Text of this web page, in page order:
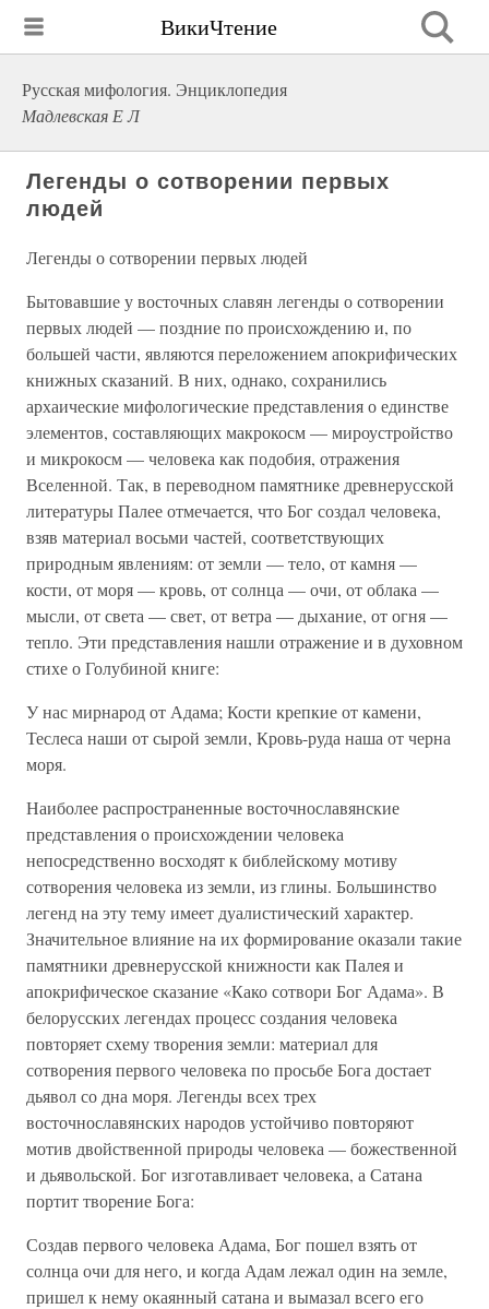
ВикиЧтение
Русская мифология. Энциклопедия
Мадлевская Е Л
Легенды о сотворении первых
людей
Легенды о сотворении первых людей
Бытовавшие у восточных славян легенды о сотворении
первых людей — поздние по происхождению и, по
большей части, являются переложением апокрифических
книжных сказаний. В них, однако, сохранились
архаические мифологические представления о единстве
элементов, составляющих макрокосм — мироустройство
и микрокосм — человека как подобия, отражения
Вселенной. Так, в переводном памятнике древнерусской
литературы Палее отмечается, что Бог создал человека,
взяв материал восьми частей, соответствующих
природным явлениям: от земли — тело, от камня —
кости, от моря — кровь, от солнца — очи, от облака —
мысли, от света — свет, от ветра — дыхание, от огня —
тепло. Эти представления нашли отражение и в духовном
стихе о Голубиной книге:
У нас мирнарод от Адама; Кости крепкие от камени,
Теслеса наши от сырой земли, Кровь-руда наша от черна
моря.
Наиболее распространенные восточнославянские
представления о происхождении человека
непосредственно восходят к библейскому мотиву
сотворения человека из земли, из глины. Большинство
легенд на эту тему имеет дуалистический характер.
Значительное влияние на их формирование оказали такие
памятники древнерусской книжности как Палея и
апокрифическое сказание «Како сотвори Бог Адама». В
белорусских легендах процесс создания человека
повторяет схему творения земли: материал для
сотворения первого человека по просьбе Бога достает
дьявол со дна моря. Легенды всех трех
восточнославянских народов устойчиво повторяют
мотив двойственной природы человека — божественной
и дьявольской. Бог изготавливает человека, а Сатана
портит творение Бога:
Создав первого человека Адама, Бог пошел взять от
солнца очи для него, и когда Адам лежал один на земле,
пришел к нему окаянный сатана и вымазал всего его